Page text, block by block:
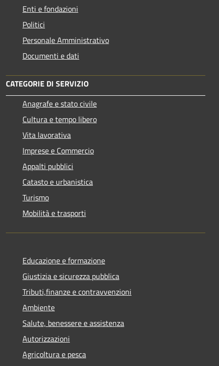
Enti e fondazioni
Politici
Personale Amministrativo
Documenti e dati
CATEGORIE DI SERVIZIO
Anagrafe e stato civile
Cultura e tempo libero
Vita lavorativa
Imprese e Commercio
Appalti pubblici
Catasto e urbanistica
Turismo
Mobilità e trasporti
Educazione e formazione
Giustizia e sicurezza pubblica
Tributi,finanze e contravvenzioni
Ambiente
Salute, benessere e assistenza
Autorizzazioni
Agricoltura e pesca